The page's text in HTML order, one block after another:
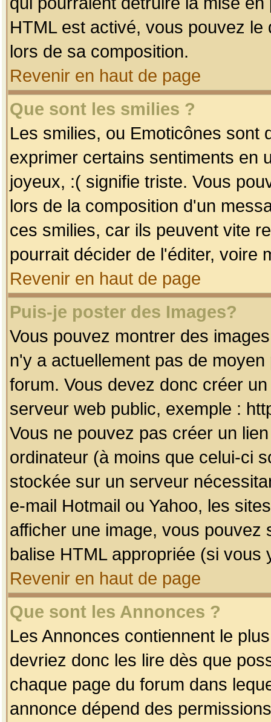
HTML est activé, vous pouvez
lors de sa composition.
Revenir en haut de page
Que sont les smilies ?
Les smilies, ou Emoticônes sont
exprimer certains sentiments en
joyeux, :( signifie triste. Vous
lors de la composition d'un
ces smilies, car ils peuvent vite
pourrait décider de l'éditer, voire
Revenir en haut de page
Puis-je poster des Images?
Vous pouvez montrer des
n'y a actuellement pas de
forum. Vous devez donc créer
serveur web public, exemple :
Vous ne pouvez pas créer un
ordinateur (à moins que celui-ci
stockée sur un serveur
e-mail Hotmail ou Yahoo, les
afficher une image, vous pouvez
balise HTML appropriée (si vous
Revenir en haut de page
Que sont les Annonces ?
Les Annonces contiennent le
devriez donc les lire dès que
chaque page du forum dans
annonce dépend des